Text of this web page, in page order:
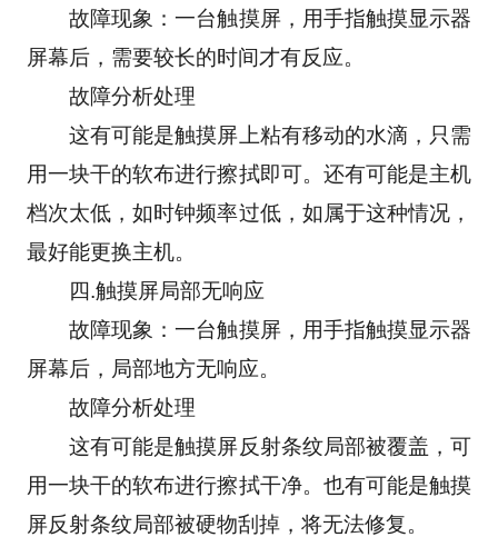
故障现象：一台触摸屏，用手指触摸显示器
屏幕后，需要较长的时间才有反应。
故障分析处理
这有可能是触摸屏上粘有移动的水滴，只需
用一块干的软布进行擦拭即可。还有可能是主机
档次太低，如时钟频率过低，如属于这种情况，
最好能更换主机。
四.触摸屏局部无响应
故障现象：一台触摸屏，用手指触摸显示器
屏幕后，局部地方无响应。
故障分析处理
这有可能是触摸屏反射条纹局部被覆盖，可
用一块干的软布进行擦拭干净。也有可能是触摸
屏反射条纹局部被硬物刮掉，将无法修复。